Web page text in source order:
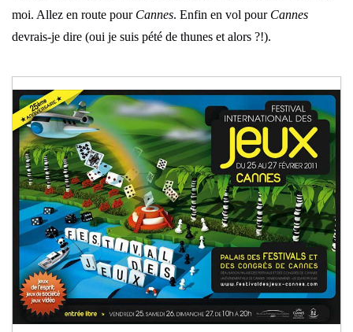
moi. Allez en route pour Cannes. Enfin en vol pour Cannes
devrais-je dire (oui je suis pété de thunes et alors ?!).